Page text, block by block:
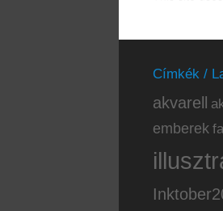
Címkék /
akvarell
emberek fa